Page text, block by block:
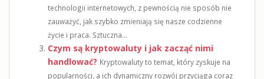
technologii internetowych, z pewnością nie sposób nie
zauważyć, jak szybko zmieniają się nasze codzienne
życie i praca. Sztuczna...
Czym są kryptowaluty i jak zacząć nimi
handlować? Kryptowaluty to temat, który zyskuje na
popularności, a ich dynamiczny rozwój przyciąga coraz